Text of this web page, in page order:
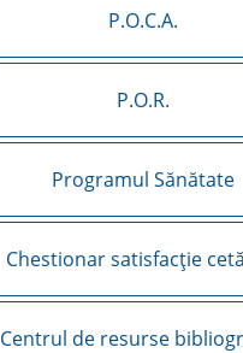
P.O.C.A.
P.O.R.
Programul Sănătate
Chestionar satisfacție
Centrul de resurse